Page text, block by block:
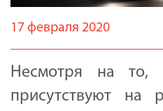
17 февраля 2020
Несмотря на то,
присутствуют на